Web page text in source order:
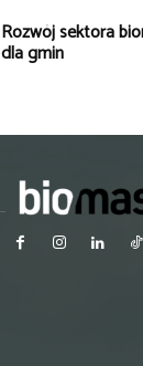
Rozwój sektora
dla gmin